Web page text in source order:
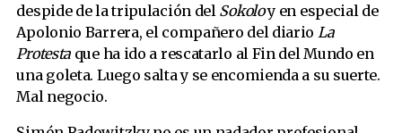
despide de la tripulación del Sokoloy en especial de
Apolonio Barrera, el compañero del diario La
Protesta que ha ido a rescatarlo al Fin del Mundo en
una goleta. Luego salta y se encomienda a su suerte.
Mal negocio.